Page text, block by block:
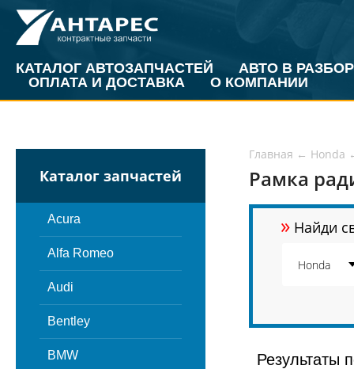
КАТАЛОГ АВТОЗАПЧАСТЕЙ
АВТО В РАЗБОР
ОПЛАТА И ДОСТАВКА
О КОМПАНИИ
Каталог запчастей
Acura
Alfa Romeo
Audi
Bentley
BMW
Главная ← Honda
Рамка
» Найди
Результаты